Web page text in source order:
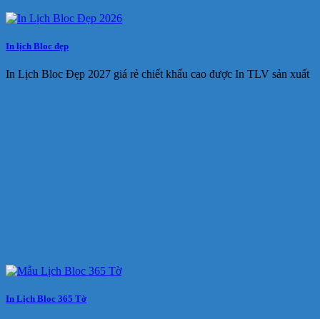
In lịch Bloc đẹp
In Lịch Bloc Đẹp 2027 giá rẻ chiết khấu cao được In TLV sản xuất
In Lịch Bloc 365 Tờ